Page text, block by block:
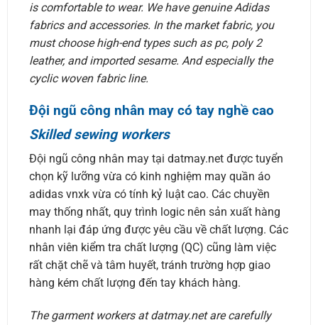
is comfortable to wear. We have genuine Adidas
fabrics and accessories. In the market fabric, you
must choose high-end types such as pc, poly 2
leather, and imported sesame. And especially the
cyclic woven fabric line.
Đội ngũ công nhân may có tay nghề cao
Skilled sewing workers
Đội ngũ công nhân may tại datmay.net được tuyển
chọn kỹ lưỡng vừa có kinh nghiệm may quần áo
adidas vnxk vừa có tính kỷ luật cao. Các chuyền
may thống nhất, quy trình logic nên sản xuất hàng
nhanh lại đáp ứng được yêu cầu về chất lượng. Các
nhân viên kiểm tra chất lượng (QC) cũng làm việc
rất chặt chẽ và tâm huyết, tránh trường hợp giao
hàng kém chất lượng đến tay khách hàng.
The garment workers at datmay.net are carefully